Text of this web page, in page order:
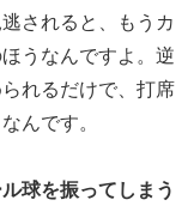
されると、もうカ
うなんですよ。逆
れるだけで、打席
んです。
球を振ってしまう